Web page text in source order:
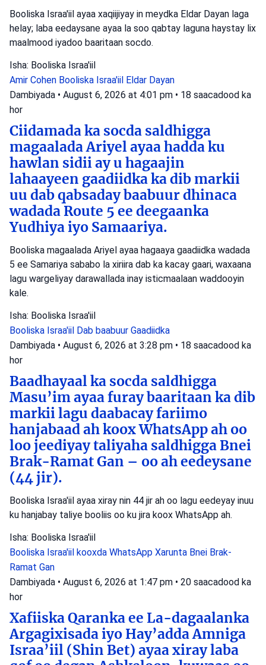
Booliska Israa'iil ayaa xaqiijiyay in meydka Eldar Dayan laga
helay; laba eedaysane ayaa la soo qabtay laguna haystay lix
maalmood iyadoo baaritaan socdo.
Isha: Booliska Israa'iil
Amir Cohen Booliska Israa'iil Eldar Dayan
Dambiyada • August 6, 2026 at 4:01 pm • 18 saacadood ka
hor
Ciidamada ka socda saldhigga
magaalada Ariyel ayaa hadda ku
hawlan sidii ay u hagaajin
lahaayeen gaadiidka ka dib markii
uu dab qabsaday baabuur dhinaca
wadada Route 5 ee deegaanka
Yudhiya iyo Samaariya.
Booliska magaalada Ariyel ayaa hagaaya gaadiidka wadada
5 ee Samariya sababo la xiriira dab ka kacay gaari, waxaana
lagu wargeliyay darawallada inay isticmaalaan waddooyin
kale.
Isha: Booliska Israa'iil
Booliska Israa'iil Dab baabuur Gaadiidka
Dambiyada • August 6, 2026 at 3:28 pm • 18 saacadood ka
hor
Baadhayaal ka socda saldhigga
Masu’im ayaa furay baaritaan ka dib
markii lagu daabacay fariimo
hanjabaad ah koox WhatsApp ah oo
loo jeediyay taliyaha saldhigga Bnei
Brak-Ramat Gan – oo ah eedeysane
(44 jir).
Booliska Israa'iil ayaa xiray nin 44 jir ah oo lagu eedeyay inuu
ku hanjabay taliye booliis oo ku jira koox WhatsApp ah.
Isha: Booliska Israa'iil
Booliska Israa'iil kooxda WhatsApp Xarunta Bnei Brak-
Ramat Gan
Dambiyada • August 6, 2026 at 1:47 pm • 20 saacadood ka
hor
Xafiiska Qaranka ee La-dagaalanka
Argagixisada iyo Hay’adda Amniga
Israa’iil (Shin Bet) ayaa xiray laba